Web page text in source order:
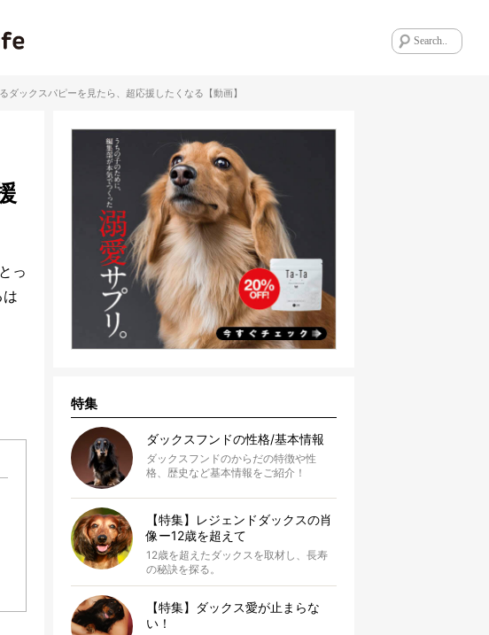
ックスパピーを見たら、超応援したくなる【動画】
っ
特集
ダックスフンドの性格/基本情報
ダックスフンドのからだの特徴や性
格、歴史など基本情報をご紹介！
【特集】レジェンドダックスの肖
像ー12歳を超えて
12歳を超えたダックスを取材し、長寿
の秘訣を探る。
【特集】ダックス愛が止まらな
い！